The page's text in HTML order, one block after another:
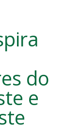
do
e